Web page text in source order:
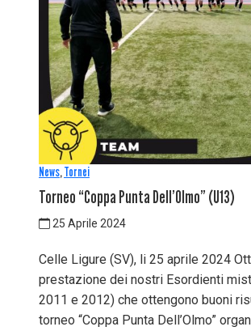
News,Tornei
Torneo “Coppa Punta Dell’Olmo” (U13)
25 Aprile 2024
Celle Ligure (SV), li 25 aprile 2024
prestazione dei nostri Esordienti
2011 e 2012) che ottengono buoni
torneo “Coppa Punta Dell’Olmo”